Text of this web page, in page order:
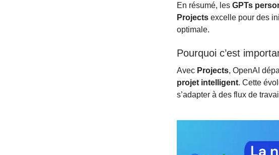
En résumé, les GPTs
Projects excelle pour des
optimale.
Pourquoi c’est
Avec Projects, OpenAI
projet intelligent. Cette
s’adapter à des flux de